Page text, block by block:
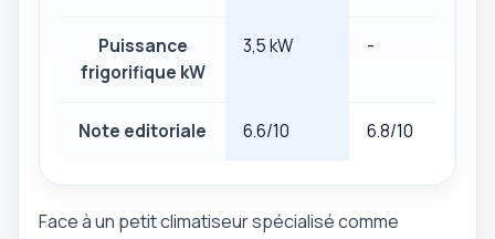
Puissance
frigorifique kW
3,5 kW -
Note editoriale 6.6/10 6.8/10
Face à un petit climatiseur spécialisé comme